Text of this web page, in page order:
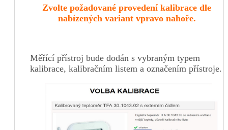
Zvolte požadované provedení kalibrace dle
nabízených variant vpravo nahoře.
Měřící přístroj bude dodán s vybraným typem
kalibrace, kalibračním listem a označením přístroje.